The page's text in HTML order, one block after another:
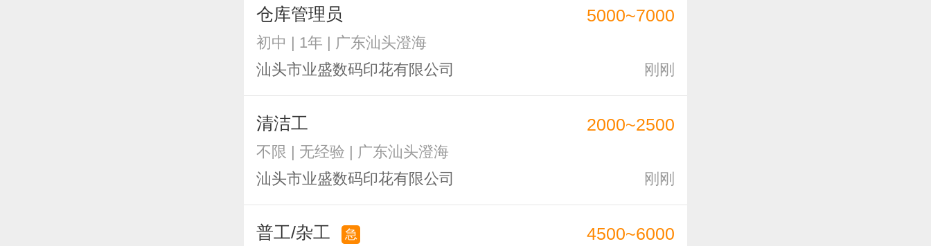
仓库管理员
初中 | 1年 | 广东汕头澄海
汕头市业盛数码印花有限公司
5000~7000
刚刚
清洁工
不限 | 无经验 | 广东汕头澄海
汕头市业盛数码印花有限公司
2000~2500
刚刚
普工/杂工 急 4500~6000